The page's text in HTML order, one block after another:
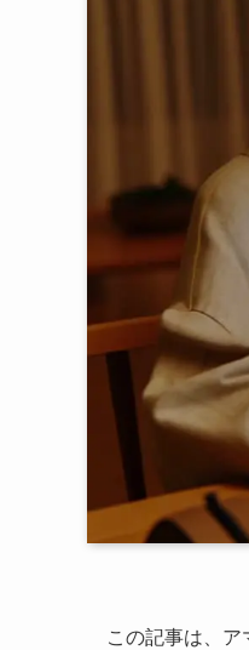
この記事は、